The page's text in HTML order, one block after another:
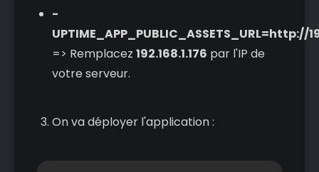
-
UPTIME_APP_PUBLIC_ASSETS_URL=http://
=> Remplacez 192.168.1.176 par l'IP de
votre serveur.
On va déployer l'application :